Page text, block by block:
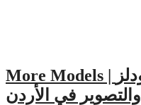
More Models | وكالة احترافية للمودلز
والتصوير في الأردن